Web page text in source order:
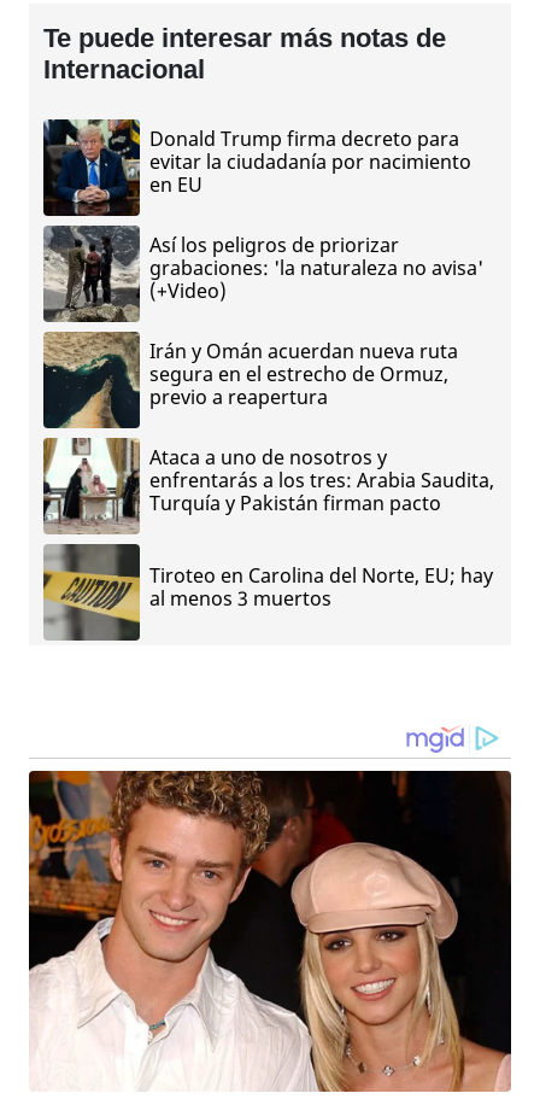
Te puede interesar más notas de
Internacional
Donald Trump firma decreto para
evitar la ciudadanía por nacimiento
en EU
Así los peligros de priorizar
grabaciones: 'la naturaleza no avisa'
(+Video)
Irán y Omán acuerdan nueva ruta
segura en el estrecho de Ormuz,
previo a reapertura
Ataca a uno de nosotros y
enfrentarás a los tres: Arabia Saudita,
Turquía y Pakistán firman pacto
Tiroteo en Carolina del Norte, EU; hay
al menos 3 muertos